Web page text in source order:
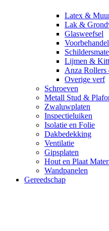
Latex &
Lak &
Glasweefsel
Lijmen &
Anza Rollers
Overige verf
Schroeven
Metall Stud &
Zwaluwplaten
Inspectieluiken
Isolatie en Folie
Dakbedekking
Ventilatie
Gipsplaten
Hout en Plaat
Wandpanelen
Gereedschap